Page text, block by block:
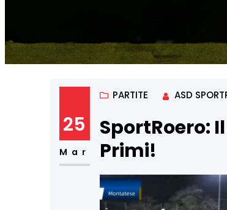
25
Mar
PARTITE ASD
SportRoero:
Primi!